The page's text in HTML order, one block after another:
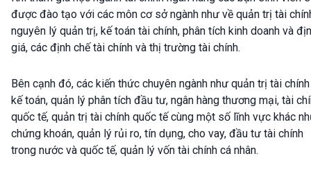
được đào tạo với các môn cơ sở ngành như về quản trị tài
nguyên lý quản trị, kế toán tài chính, phân tích kinh doanh và
giá, các định chế tài chính và thị trường tài chính.
Bên cạnh đó, các kiến thức chuyên ngành như quản trị tài chính
kế toán, quản lý phân tích đầu tư, ngân hàng thương mại, tài
quốc tế, quản trị tài chính quốc tế cùng một số lĩnh vực khác
chứng khoán, quản lý rủi ro, tín dụng, cho vay, đầu tư tài chính
trong nước và quốc tế, quản lý vốn tài chính cá nhân.